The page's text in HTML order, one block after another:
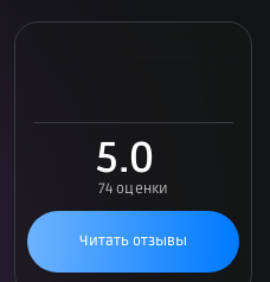
5.0
74 оценки
Читать отзывы